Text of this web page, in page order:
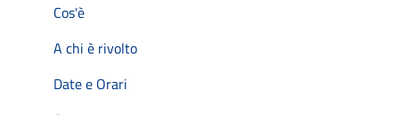
Cos'è
A chi è rivolto
Date e Orari